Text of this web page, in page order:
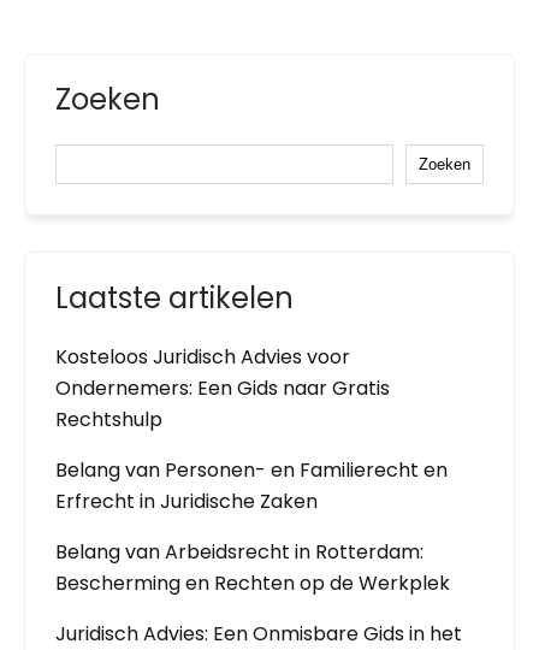
Zoeken
Zoeken
Laatste artikelen
Kosteloos Juridisch Advies voor
Ondernemers: Een Gids naar Gratis
Rechtshulp
Belang van Personen- en Familierecht en
Erfrecht in Juridische Zaken
Belang van Arbeidsrecht in Rotterdam:
Bescherming en Rechten op de Werkplek
Juridisch Advies: Een Onmisbare Gids in het